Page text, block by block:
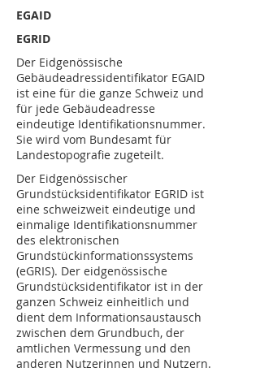
EGAID
EGRID
Der Eidgenössische
Gebäudeadressidentifikator EGAID
ist eine für die ganze Schweiz und
für jede Gebäudeadresse
eindeutige Identifikationsnummer.
Sie wird vom Bundesamt für
Landestopografie zugeteilt.
Der Eidgenössischer
Grundstücksidentifikator EGRID ist
eine schweizweit eindeutige und
einmalige Identifikationsnummer
des elektronischen
Grundstückinformationssystems
(eGRIS). Der eidgenössische
Grundstücksidentifikator ist in der
ganzen Schweiz einheitlich und
dient dem Informationsaustausch
zwischen dem Grundbuch, der
amtlichen Vermessung und den
anderen Nutzerinnen und Nutzern.